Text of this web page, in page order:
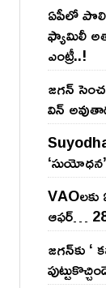
ఏపీలో
ఫ్యామిలీ
ఎంట్రీ..!
జ‌గ‌న్
విన్
VAOల‌కు
ఆఫ‌ర్‌…
జ‌గ‌న్‌కు ‘